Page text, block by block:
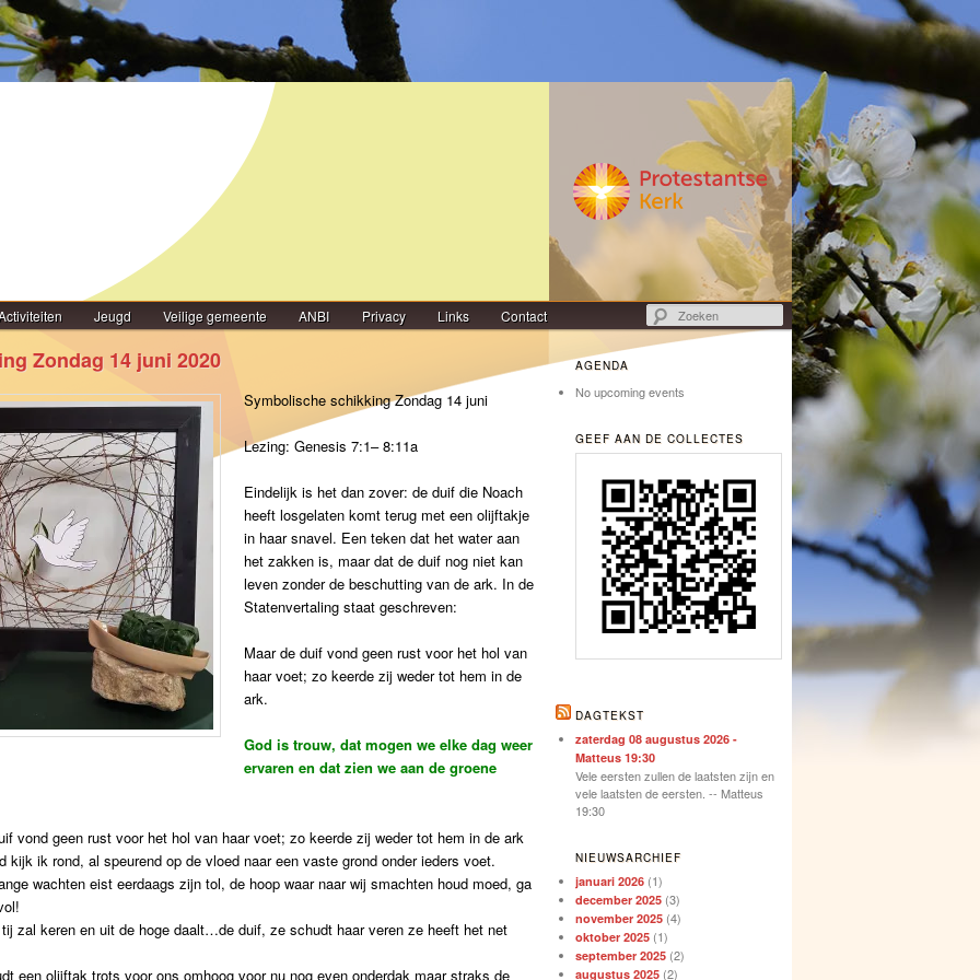
Jeugd Veilige gemeente ANBI Privacy Links Contact Zoeken
Zondag 14 juni 2020
Symbolische schikking Zondag 14 juni
Lezing: Genesis 7:1– 8:11a
Eindelijk is het dan zover: de duif die Noach
heeft losgelaten komt terug met een olijftakje
in haar snavel. Een teken dat het water aan
het zakken is, maar dat de duif nog niet kan
leven zonder de beschutting van de ark. In de
Statenvertaling staat geschreven:
Maar de duif vond geen rust voor het hol van
haar voet; zo keerde zij weder tot hem in de
ark.
God is trouw, dat mogen we elke dag weer
ervaren en dat zien we aan de groene
vond geen rust voor het hol van haar voet; zo keerde zij weder tot hem in de ark
kijk ik rond, al speurend op de vloed naar een vaste grond onder ieders voet.
wachten eist eerdaags zijn tol, de hoop waar naar wij smachten houd moed, ga
zal keren en uit de hoge daalt…de duif, ze schudt haar veren ze heeft het net
een olijftak trots voor ons omhoog voor nu nog even onderdak maar straks de
AGENDA
No upcoming events
GEEF AAN DE COLLECTES
DAGTEKST
zaterdag 08 augustus 2026 -
Matteus 19:30
Vele eersten zullen de laatsten zijn en
vele laatsten de eersten. -- Matteus
19:30
NIEUWSARCHIEF
januari 2026 (1)
december 2025 (3)
november 2025 (4)
oktober 2025 (1)
september 2025 (2)
augustus 2025 (2)